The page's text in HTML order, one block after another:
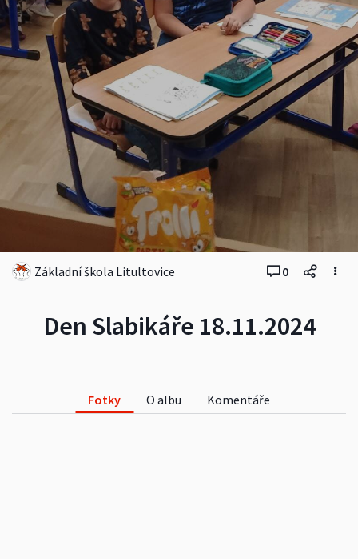
Den Slabikáře 18.11.2024
Základní škola Litultovice 0
Fotky O albu Komentáře